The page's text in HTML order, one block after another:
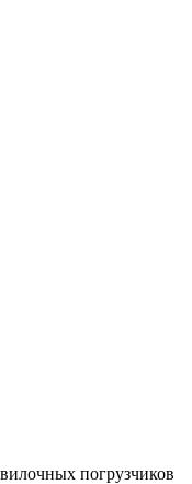
погрузчиков